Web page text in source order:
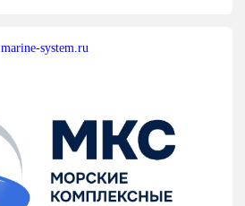
marine-system.ru